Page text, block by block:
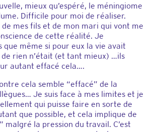
mieux qu’espéré, le méningiome
Difficile pour moi de réaliser.
de mes fils et de mon mari qui vont me
de cette réalité. Je
que même si pour eux la vie avait
rien n’était (et tant mieux) …ils
autant effacé cela….
cela semble “effacé” de la
Je suis face à mes limites et je
qui puisse faire en sorte de
que possible, et cela implique de
malgré la pression du travail. C’est